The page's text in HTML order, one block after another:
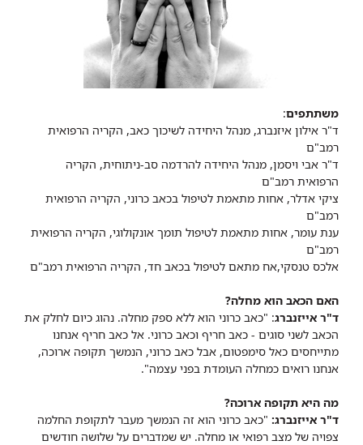
משתתפים:
ד"ר אילון איזנברג, מנהל היחידה לשיכוך כאב, הקריה הרפואית
רמב"ם
ד"ר אבי ויסמן, מנהל היחידה להרדמה סב-ניתוחית, הקריה
הרפואית רמב"ם
ציקי אדלר, אחות מתאמת לטיפול בכאב כרוני, הקריה הרפואית
רמב"ם
ענת עומר, אחות מתאמת לטיפול תומך אונקולוגי, הקריה הרפואית
רמב"ם
אלכס טנסקי,אח מתאם לטיפול בכאב חד, הקריה הרפואית רמב"ם
האם הכאב הוא מחלה?
ד"ר אייזנברג: "כאב כרוני הוא ללא ספק מחלה. נהוג כיום לחלק את
הכאב לשני סוגים - כאב חריף וכאב כרוני. אל כאב חריף אנחנו
מתייחסים כאל סימפטום, אבל כאב כרוני, הנמשך תקופה ארוכה,
אנחנו רואים כמחלה העומדת בפני עצמה".
מה היא תקופה ארוכה?
ד"ר אייזנברג: "כאב כרוני הוא זה הנמשך מעבר לתקופת החלמה
צפויה של מצב רפואי או מחלה. יש שמדברים על שלושה חודשים